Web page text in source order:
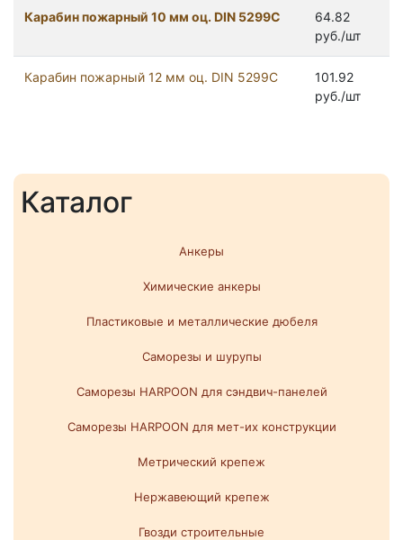
Каталог
Анкеры
Химические анкеры
Пластиковые и металлические дюбеля
Саморезы и шурупы
Саморезы HARPOON для сэндвич-панелей
Саморезы HARPOON для мет-их конструкции
Метрический крепеж
Нержавеющий крепеж
Гвозди строительные
Карабин пожарный 10 мм оц. DIN 5299С
64.82
руб./шт
Карабин пожарный 12 мм оц. DIN 5299C
101.92
руб./шт